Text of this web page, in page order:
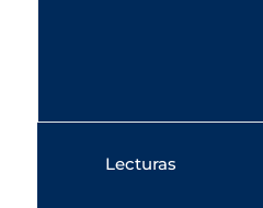
Lecturas